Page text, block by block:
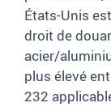
États-Unis
droit de
acier/
plus élevé
232